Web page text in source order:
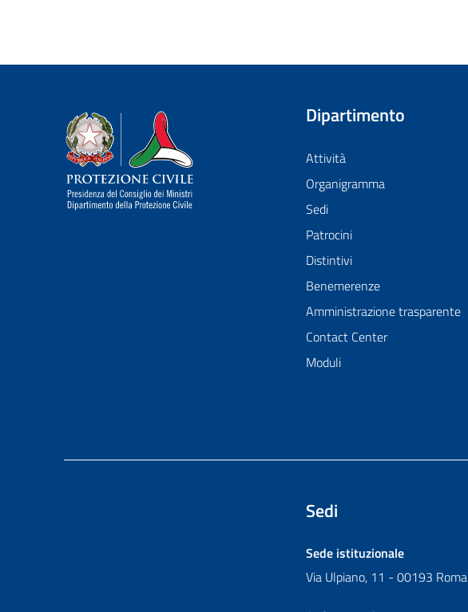
Dipartimento della Protezione Civile
Dipartimento
Attività
Organigramma
Sedi
Patrocini
Distintivi
Benemerenze
Amministrazione trasparente
Contact Center
Moduli
Sedi
Sede istituzionale
Via Ulpiano, 11 - 00193 Roma